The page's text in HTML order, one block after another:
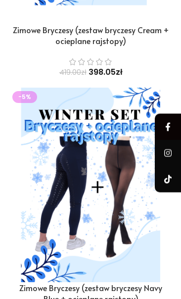
Zimowe Bryczesy (zestaw bryczesy Cream +
ocieplane rajstopy)
419.00zł 398.05zł
-5%
Zimowe Bryczesy (zestaw bryczesy Navy